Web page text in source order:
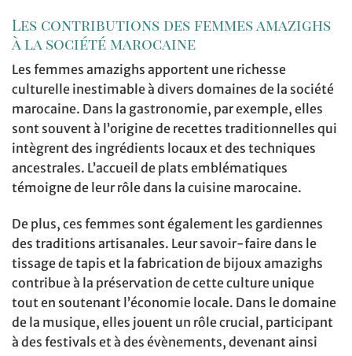
Les contributions des femmes amazighs
à la société marocaine
Les femmes amazighs apportent une richesse
culturelle inestimable à divers domaines de la société
marocaine. Dans la gastronomie, par exemple, elles
sont souvent à l’origine de recettes traditionnelles qui
intègrent des ingrédients locaux et des techniques
ancestrales. L’accueil de plats emblématiques
témoigne de leur rôle dans la cuisine marocaine.
De plus, ces femmes sont également les gardiennes
des traditions artisanales. Leur savoir-faire dans le
tissage de tapis et la fabrication de bijoux amazighs
contribue à la préservation de cette culture unique
tout en soutenant l’économie locale. Dans le domaine
de la musique, elles jouent un rôle crucial, participant
à des festivals et à des évènements, devenant ainsi